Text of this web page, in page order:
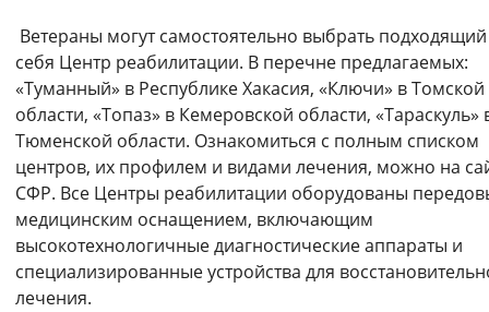
Изображения
Включены Выключены
Звуковой ассистент
Воспроизвести Остановить
Вернуть стандартные настройки
Ветераны могут самостоятельно выбрать
себя Центр реабилитации. В перечне предлагаемых:
«Туманный» в Республике Хакасия, «Ключи» в Томской
области, «Топаз» в Кемеровской области, «Тараскуль»
Тюменской области. Ознакомиться с полным списком
центров, их профилем и видами лечения, можно на
СФР. Все Центры реабилитации оборудованы
медицинским оснащением, включающим
высокотехнологичные диагностические аппараты и
специализированные устройства для
лечения.